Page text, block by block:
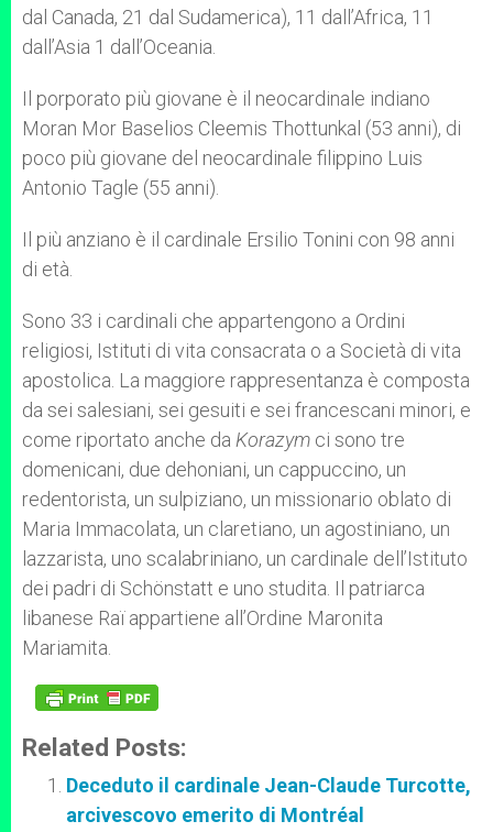
dal Canada, 21 dal Sudamerica), 11 dall’Africa, 11
dall’Asia 1 dall’Oceania.
Il porporato più giovane è il neocardinale indiano
Moran Mor Baselios Cleemis Thottunkal (53 anni), di
poco più giovane del neocardinale filippino Luis
Antonio Tagle (55 anni).
Il più anziano è il cardinale Ersilio Tonini con 98 anni
di età.
Sono 33 i cardinali che appartengono a Ordini
religiosi, Istituti di vita consacrata o a Società di vita
apostolica. La maggiore rappresentanza è composta
da sei salesiani, sei gesuiti e sei francescani minori, e
come riportato anche da Korazym ci sono tre
domenicani, due dehoniani, un cappuccino, un
redentorista, un sulpiziano, un missionario oblato di
Maria Immacolata, un claretiano, un agostiniano, un
lazzarista, uno scalabriniano, un cardinale dell’Istituto
dei padri di Schönstatt e uno studita. Il patriarca
libanese Raï appartiene all’Ordine Maronita
Mariamita.
Related Posts:
Deceduto il cardinale Jean-Claude Turcotte,
arcivescovo emerito di Montréal